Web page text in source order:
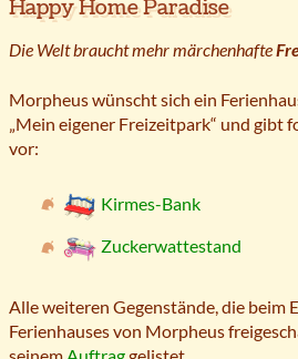
Happy Home Paradise
Die Welt braucht mehr märchenhafte
Morpheus wünscht sich ein
„Mein eigener Freizeitpark“ und gibt
vor:
Kirmes-Bank
Zuckerwattestand
Alle weiteren Gegenstände, die beim
Ferienhauses von Morpheus